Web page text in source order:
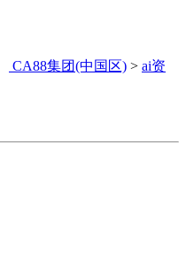
CA88集团(中国区) > ai资